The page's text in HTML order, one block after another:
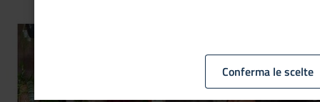
Conferma le scelte